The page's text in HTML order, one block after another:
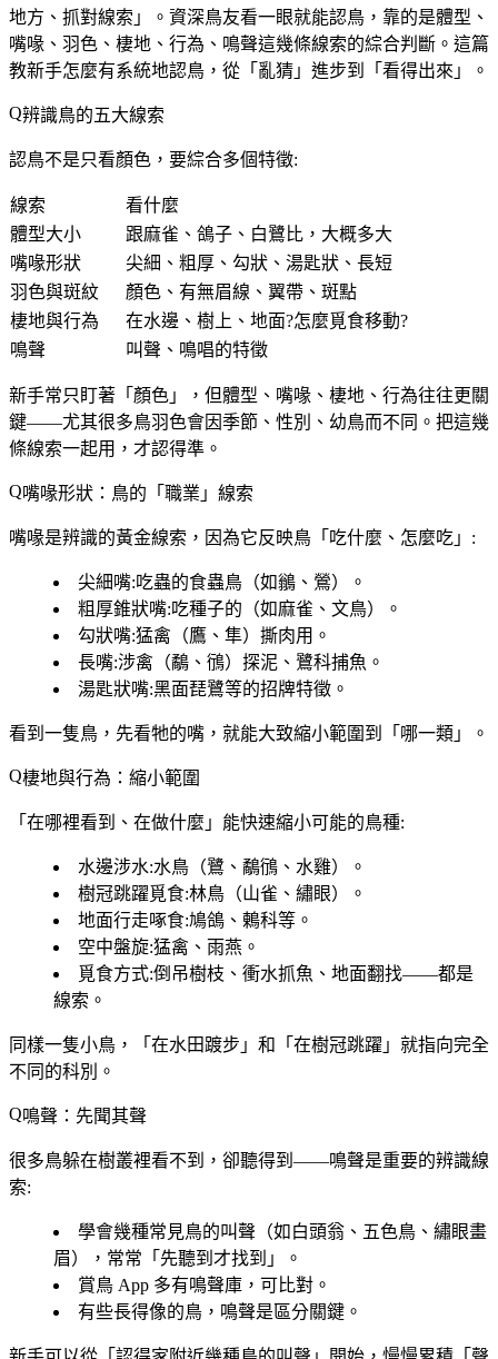
地方、抓對線索 」。資深鳥友看一眼就能認鳥，靠的是體型、
嘴喙、羽色、棲地、行為、鳴聲這幾條線索的綜合判斷。這篇
教新手怎麼有系統地認鳥，從「亂猜」進步到「看得出來」。
辨識鳥的五大線索
認鳥不是只看顏色，要綜合多個特徵:
線索
看什麼
體型大小
跟麻雀、鴿子、白鷺比，大概多大
嘴喙形狀
尖細、粗厚、勾狀、湯匙狀、長短
羽色與斑紋
顏色、有無眉線、翼帶、斑點
棲地與行為
在水邊、樹上、地面?怎麼覓食移動?
鳴聲
叫聲、鳴唱的特徵
新手常只盯著「顏色」，但體型、嘴喙、棲地、行為往往更關
鍵——尤其很多鳥羽色會因季節、性別、幼鳥而不同。把這幾
條線索一起用，才認得準。
嘴喙形狀：鳥的「職業」線索
嘴喙是辨識的黃金線索，因為它反映鳥「吃什麼、怎麼吃」:
尖細嘴:吃蟲的食蟲鳥（如鶲、鶯）。
粗厚錐狀嘴:吃種子的（如麻雀、文鳥）。
勾狀嘴:猛禽（鷹、隼）撕肉用。
長嘴:涉禽（鷸、鴴）探泥、鷺科捕魚。
湯匙狀嘴:黑面琵鷺等的招牌特徵。
看到一隻鳥，先看牠的嘴，就能大致縮小範圍到「哪一類」。
棲地與行為：縮小範圍
「 在哪裡看到、在做什麼 」能快速縮小可能的鳥種:
水邊涉水:水鳥（鷺、鷸鴴、水雞）。
樹冠跳躍覓食:林鳥（山雀、繡眼）。
地面行走啄食:鳩鴿、鶇科等。
空中盤旋:猛禽、雨燕。
覓食方式:倒吊樹枝、衝水抓魚、地面翻找——都是
線索。
同樣一隻小鳥，「在水田踱步」和「在樹冠跳躍」就指向完全
不同的科別。
鳴聲：先聞其聲
很多鳥躲在樹叢裡看不到，卻聽得到——鳴聲是重要的辨識線
索:
學會幾種常見鳥的叫聲（如白頭翁、五色鳥、繡眼畫
眉），常常「先聽到才找到」。
賞鳥 App 多有鳴聲庫，可比對。
有些長得像的鳥，鳴聲是區分關鍵。